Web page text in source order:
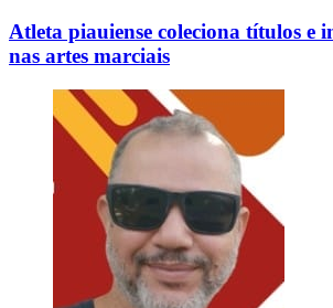
Atleta piauiense coleciona títulos e
nas artes marciais